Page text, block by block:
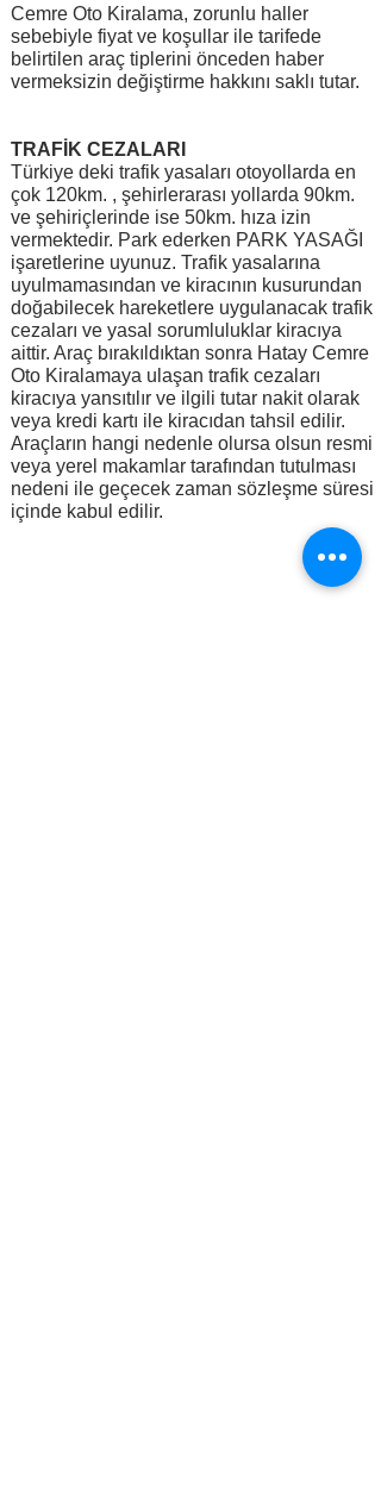
Cemre Oto Kiralama, zorunlu haller
sebebiyle fiyat ve koşullar ile tarifede
belirtilen araç tiplerini önceden haber
vermeksizin değiştirme hakkını saklı tutar.
TRAFİK CEZALARI
Türkiye deki trafik yasaları otoyollarda en
çok 120km. , şehirlerarası yollarda 90km.
ve şehiriçlerinde ise 50km. hıza izin
vermektedir. Park ederken PARK YASAĞI
işaretlerine uyunuz. Trafik yasalarına
uyulmamasından ve kiracının kusurundan
doğabilecek hareketlere uygulanacak trafik
cezaları ve yasal sorumluluklar kiracıya
aittir. Araç bırakıldıktan sonra Hatay Cemre
Oto Kiralamaya ulaşan trafik cezaları
kiracıya yansıtılır ve ilgili tutar nakit olarak
veya kredi kartı ile kiracıdan tahsil edilir.
Araçların hangi nedenle olursa olsun resmi
veya yerel makamlar tarafından tutulması
nedeni ile geçecek zaman sözleşme süresi
içinde kabul edilir.